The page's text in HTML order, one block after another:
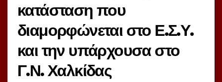
κατάσταση που
διαμορφώνεται στο Ε.Σ.Υ.
και την υπάρχουσα στο
Γ.Ν. Χαλκίδας